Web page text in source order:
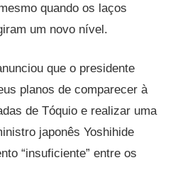
quando os laços
um novo nível.
que o presidente
planos de comparecer à
de Tóquio e realizar uma
japonês Yoshihide
“insuficiente” entre os